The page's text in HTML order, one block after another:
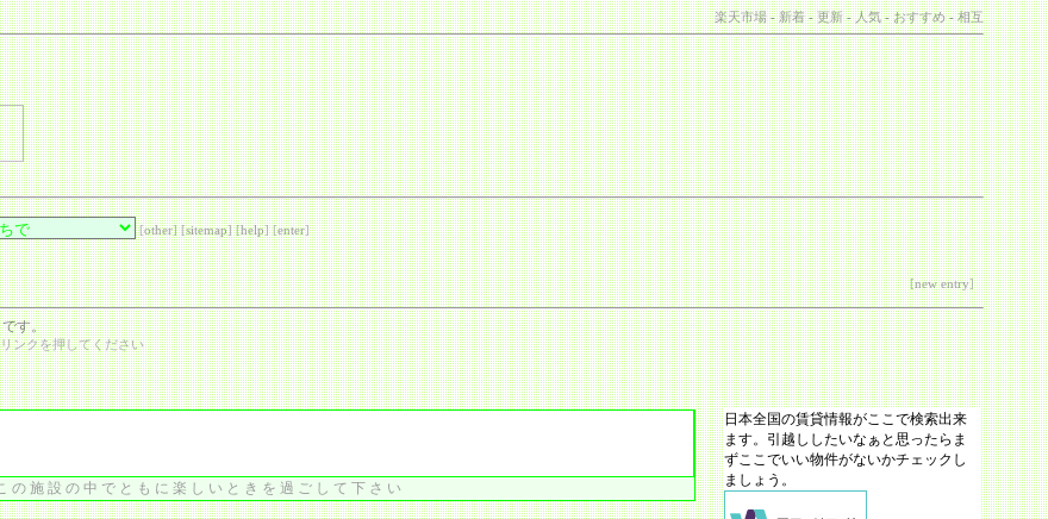
楽天市場-新着-更新-人気-おすすめ-相互
[other] [sitemap] [help] [enter]
[new entry]
す。
ンクを押してください
施設の中でともに楽しいときを過ごして下さい
日本全国の賃貸情報がここで検索出来
ます。引越ししたいなぁと思ったらま
ずここでいい物件がないかチェックし
ましょう。